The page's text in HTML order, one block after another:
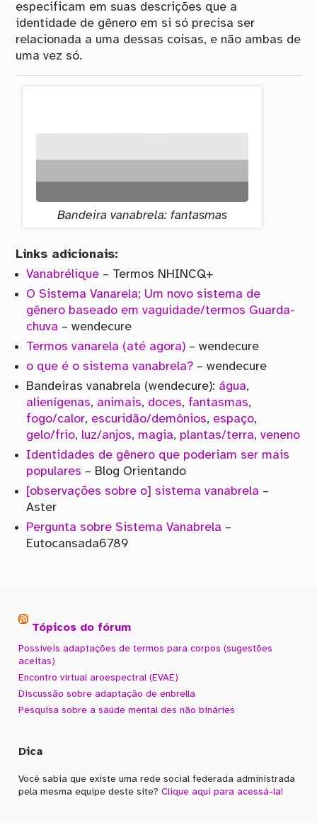
especificam em suas descrições que a
identidade de gênero em si só precisa ser
relacionada a uma dessas coisas, e não ambas de
uma vez só.
Bandeira vanabrela: fantasmas
Links adicionais:
Vanabrélique – Termos NHINCQ+
O Sistema Vanarela; Um novo sistema de
gênero baseado em vaguidade/termos Guarda-
chuva – wendecure
Termos vanarela (até agora) – wendecure
o que é o sistema vanabrela? – wendecure
Bandeiras vanabrela (wendecure): água,
alienígenas, animais, doces, fantasmas,
fogo/calor, escuridão/demônios, espaço,
gelo/frio, luz/anjos, magia, plantas/terra,veneno
Identidades de gênero que poderiam ser mais
populares – Blog Orientando
[observações sobre o] sistema vanabrela –
Aster
Pergunta sobre Sistema Vanabrela –
Eutocansada6789
Tópicos do fórum
Possíveis adaptações de termos para corpos (sugestões
aceitas)
Encontro virtual aroespectral (EVAE)
Discussão sobre adaptação de enbrella
Pesquisa sobre a saúde mental des não bináries
Dica
Você sabia que existe uma rede social federada administrada
pela mesma equipe deste site?Clique aqui para acessá-la!